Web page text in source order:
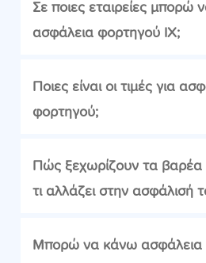
Σε ποιες εταιρείες μπορώ
ασφάλεια φορτηγού ΙΧ;
Ποιες είναι οι τιμές για
φορτηγού;
Πώς ξεχωρίζουν τα βαρέα
τι αλλάζει στην ασφάλισή
Μπορώ να κάνω ασφάλεια